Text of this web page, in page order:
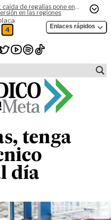
de regalías pone en
en las regiones
4 Enlaces rápidos
tenga
día